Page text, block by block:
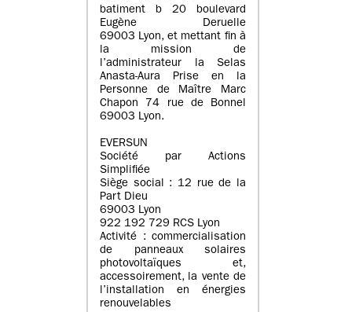
batiment b 20 boulevard
Eugène Deruelle
69003 Lyon, et mettant fin à
la mission de
l’administrateur la Selas
Anasta-Aura Prise en la
Personne de Maître Marc
Chapon 74 rue de Bonnel
69003 Lyon.
EVERSUN
Société par Actions
Simplifiée
Siège social : 12 rue de la
Part Dieu
69003 Lyon
922 192 729 RCS Lyon
Activité : commercialisation
de panneaux solaires
photovoltaïques et,
accessoirement, la vente de
l’installation en énergies
renouvelables